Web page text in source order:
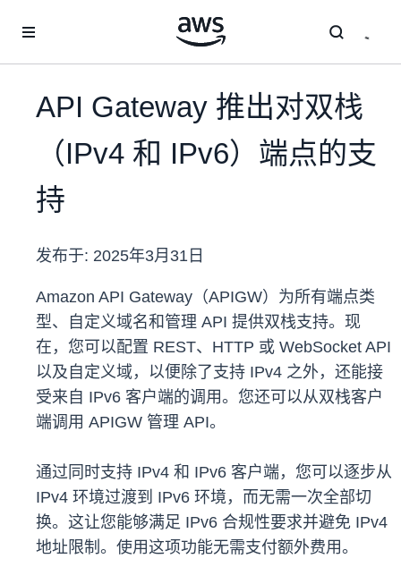
API Gateway 推出对双栈
（IPv4 和 IPv6）端点的支
持
发布于: 2025年3月31日
Amazon API Gateway（APIGW）为所有端点类
型、自定义域名和管理 API 提供双栈支持。现
在，您可以配置 REST、HTTP 或 WebSocket API
以及自定义域，以便除了支持 IPv4 之外，还能接
受来自 IPv6 客户端的调用。您还可以从双栈客户
端调用 APIGW 管理 API。
通过同时支持 IPv4 和 IPv6 客户端，您可以逐步从
IPv4 环境过渡到 IPv6 环境，而无需一次全部切
换。这让您能够满足 IPv6 合规性要求并避免 IPv4
地址限制。使用这项功能无需支付额外费用。